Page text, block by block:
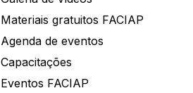
Materiais gratuitos FACIAP
Agenda de eventos
Capacitações
Eventos FACIAP